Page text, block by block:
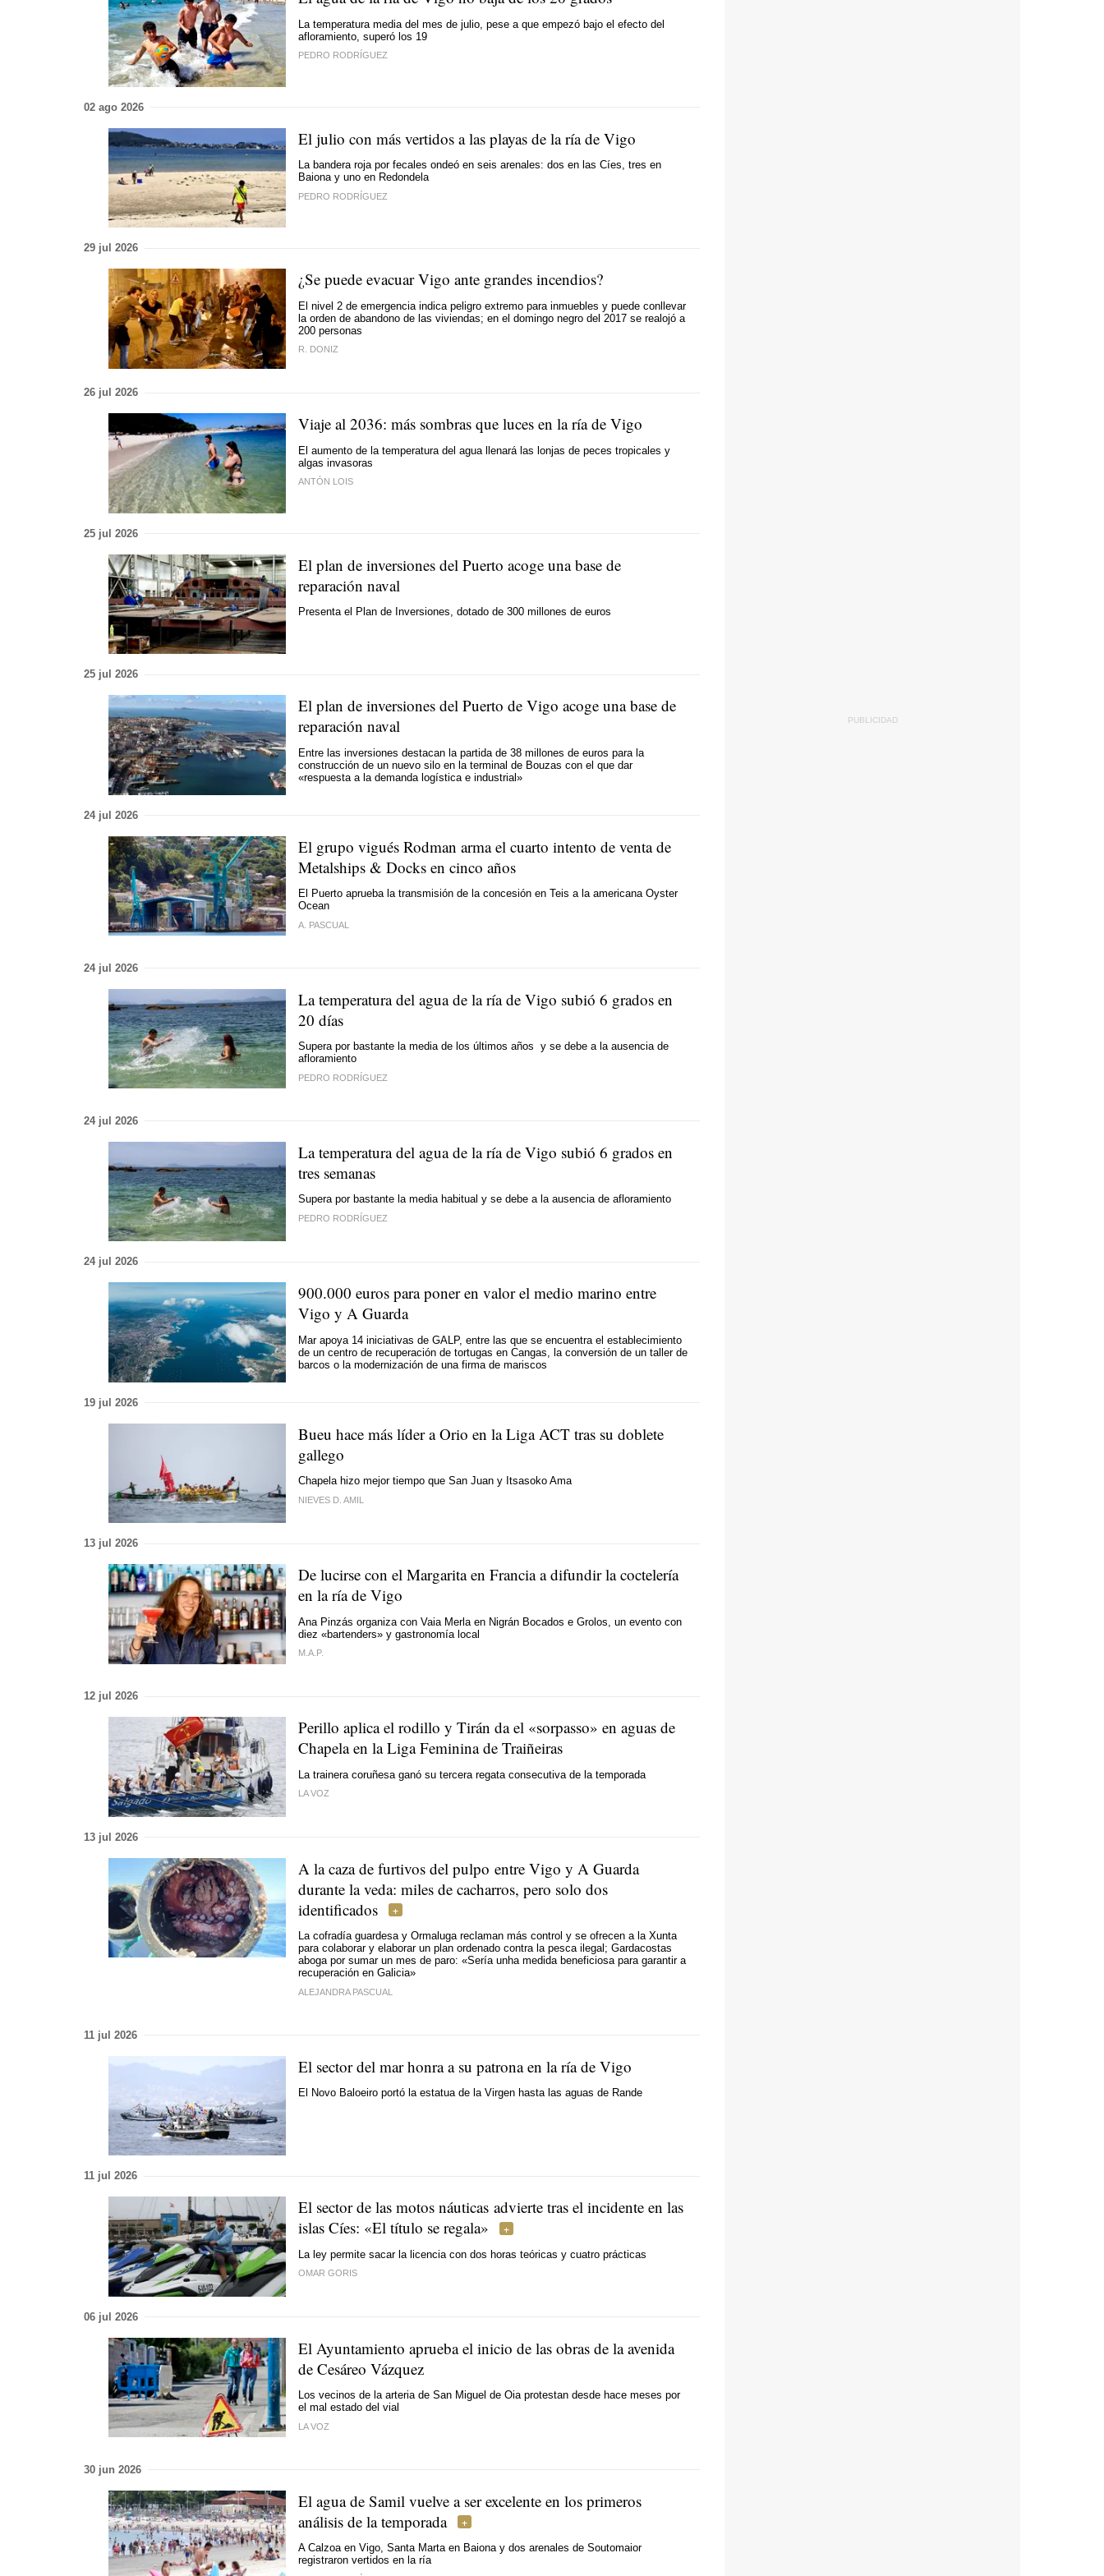
La temperatura media del mes de julio, pese a que empezó bajo el efecto del
afloramiento, superó los 19
PEDRO RODRÍGUEZ
02 ago 2026
El julio con más vertidos a las playas de la ría de Vigo
La bandera roja por fecales ondeó en seis arenales: dos en las Cíes, tres en
Baiona y uno en Redondela
PEDRO RODRÍGUEZ
29 jul 2026
¿Se puede evacuar Vigo ante grandes incendios?
El nivel 2 de emergencia indica peligro extremo para inmuebles y puede conllevar
la orden de abandono de las viviendas; en el domingo negro del 2017 se realojó a
200 personas
R. DONIZ
26 jul 2026
Viaje al 2036: más sombras que luces en la ría de Vigo
El aumento de la temperatura del agua llenará las lonjas de peces tropicales y
algas invasoras
ANTÓN LOIS
25 jul 2026
El plan de inversiones del Puerto acoge una base de
reparación naval
Presenta el Plan de Inversiones, dotado de 300 millones de euros
25 jul 2026
El plan de inversiones del Puerto de Vigo acoge una base de
reparación naval
Entre las inversiones destacan la partida de 38 millones de euros para la
construcción de un nuevo silo en la terminal de Bouzas con el que dar
«respuesta a la demanda logística e industrial»
24 jul 2026
El grupo vigués Rodman arma el cuarto intento de venta de
Metalships & Docks en cinco años
El Puerto aprueba la transmisión de la concesión en Teis a la americana Oyster
Ocean
A. PASCUAL
24 jul 2026
La temperatura del agua de la ría de Vigo subió 6 grados en
20 días
Supera por bastante la media de los últimos años y se debe a la ausencia de
afloramiento
PEDRO RODRÍGUEZ
24 jul 2026
La temperatura del agua de la ría de Vigo subió 6 grados en
tres semanas
Supera por bastante la media habitual y se debe a la ausencia de afloramiento
PEDRO RODRÍGUEZ
24 jul 2026
900.000 euros para poner en valor el medio marino entre
Vigo y A Guarda
Mar apoya 14 iniciativas de GALP, entre las que se encuentra el establecimiento
de un centro de recuperación de tortugas en Cangas, la conversión de un taller de
barcos o la modernización de una firma de mariscos
19 jul 2026
Bueu hace más líder a Orio en la Liga ACT tras su doblete
gallego
Chapela hizo mejor tiempo que San Juan y Itsasoko Ama
NIEVES D. AMIL
13 jul 2026
De lucirse con el Margarita en Francia a difundir la coctelería
en la ría de Vigo
Ana Pinzás organiza con Vaia Merla en Nigrán Bocados e Grolos, un evento con
diez «bartenders» y gastronomía local
M.A.P.
12 jul 2026
Perillo aplica el rodillo y Tirán da el «sorpasso» en aguas de
Chapela en la Liga Feminina de Traiñeiras
La trainera coruñesa ganó su tercera regata consecutiva de la temporada
LA VOZ
13 jul 2026
A la caza de furtivos del pulpo entre Vigo y A Guarda
durante la veda: miles de cacharros, pero solo dos
identificados
La cofradía guardesa y Ormaluga reclaman más control y se ofrecen a la Xunta
para colaborar y elaborar un plan ordenado contra la pesca ilegal; Gardacostas
aboga por sumar un mes de paro: «Sería unha medida beneficiosa para garantir a
recuperación en Galicia»
ALEJANDRA PASCUAL
11 jul 2026
El sector del mar honra a su patrona en la ría de Vigo
El Novo Baloeiro portó la estatua de la Virgen hasta las aguas de Rande
11 jul 2026
El sector de las motos náuticas advierte tras el incidente en las
islas Cíes: «El título se regala»
La ley permite sacar la licencia con dos horas teóricas y cuatro prácticas
OMAR GORIS
06 jul 2026
El Ayuntamiento aprueba el inicio de las obras de la avenida
de Cesáreo Vázquez
Los vecinos de la arteria de San Miguel de Oia protestan desde hace meses por
el mal estado del vial
LA VOZ
30 jun 2026
El agua de Samil vuelve a ser excelente en los primeros
análisis de la temporada
A Calzoa en Vigo, Santa Marta en Baiona y dos arenales de Soutomaior
registraron vertidos en la ría